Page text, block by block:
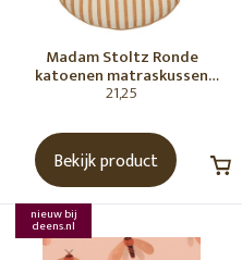
Madam Stoltz Ronde
katoenen matraskussen
Gebroken wit, donkere
21,25
Bekijk product
nieuw bij
deens.nl